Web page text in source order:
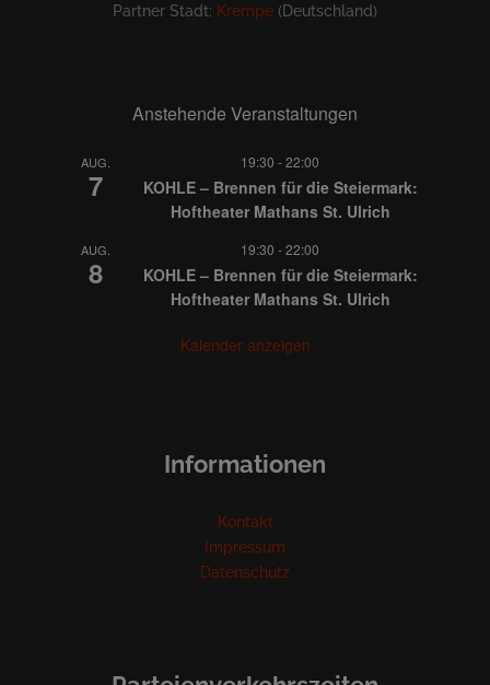
Partner Stadt: Krempe (Deutschland)
Anstehende Veranstaltungen
AUG.
7
19:30 -22:00
KOHLE – Brennen für die Steiermark:
Hoftheater Mathans St. Ulrich
AUG.
8
19:30 -22:00
KOHLE – Brennen für die Steiermark:
Hoftheater Mathans St. Ulrich
Kalender anzeigen
Informationen
Kontakt
Impressum
Datenschutz